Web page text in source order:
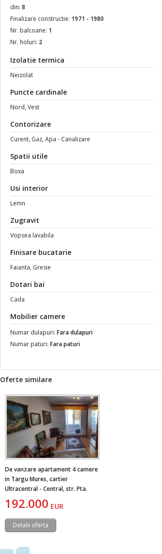
din: 8
Finalizare constructie: 1971 - 1980
Nr. balcoane: 1
Nr. holuri: 2
Izolatie termica
Neizolat
Puncte cardinale
Nord, Vest
Contorizare
Curent, Gaz, Apa - Canalizare
Spatii utile
Boxa
Usi interior
Lemn
Zugravit
Vopsea lavabila
Finisare bucatarie
Faianta, Gresie
Dotari bai
Cada
Mobilier camere
Numar dulapuri: Fara dulapuri
Numar paturi: Fara paturi
Oferte similare
De vanzare apartament 4 camere
in Targu Mures, cartier
Ultracentral - Central, str. Pta.
Teatrului
192.000 EUR
Detalii oferta